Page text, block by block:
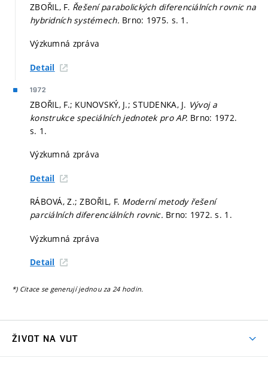
ZBOŘIL, F. Řešení parabolických diferenciálních rovnic na
hybridních systémech. Brno: 1975. s. 1.
Výzkumná zpráva
Detail
1972
ZBOŘIL, F.; KUNOVSKÝ, J.; STUDENKA, J. Vývoj a
konstrukce speciálních jednotek pro AP. Brno: 1972.
s. 1.
Výzkumná zpráva
Detail
RÁBOVÁ, Z.; ZBOŘIL, F. Moderní metody řešení
parciálních diferenciálních rovnic. Brno: 1972.s. 1.
Výzkumná zpráva
Detail
*) Citace se generují jednou za 24 hodin.
ŽIVOT NA VUT